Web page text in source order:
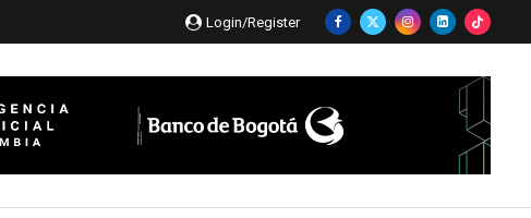
Login/Register